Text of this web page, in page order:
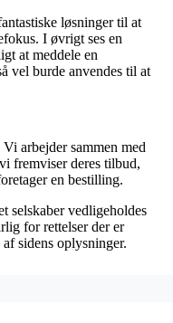
løsninger til at
I øvrigt ses en
at meddele en
vel burde anvendes til at
arbejder sammen med
fremviser deres tilbud,
en bestilling.
selskaber vedligeholdes
for rettelser der er
sidens oplysninger.